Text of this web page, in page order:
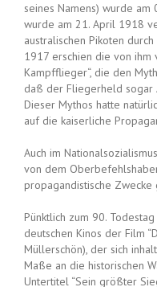
seines Namens) wurde
wurde am 21. April 1918
australischen Pikoten
1917 erschien die von
Kampfflieger“, die den
daß der Fliegerheld sogar
Dieser Mythos hatte
auf die kaiserliche
Auch im
von dem
propagandistische Zwecke
Pünktlich zum 90.
deutschen Kinos der Film
Müllerschön), der sich
Maße an die historischen
Untertitel “Sein größter